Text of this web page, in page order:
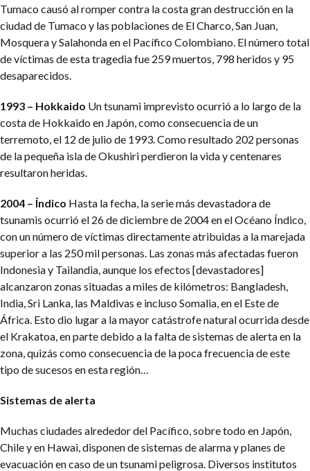
Tumaco causó al romper contra la costa gran destrucción en la
ciudad de Tumaco y las poblaciones de El Charco, San Juan,
Mosquera y Salahonda en el Pacífico Colombiano. El número total
de víctimas de esta tragedia fue 259 muertos, 798 heridos y 95
desaparecidos.
1993 – Hokkaido Un tsunami imprevisto ocurrió a lo largo de la
costa de Hokkaido en Japón, como consecuencia de un
terremoto, el 12 de julio de 1993. Como resultado 202 personas
de la pequeña isla de Okushiri perdieron la vida y centenares
resultaron heridas.
2004 – Índico Hasta la fecha, la serie más devastadora de
tsunamis ocurrió el 26 de diciembre de 2004 en el Océano Índico,
con un número de víctimas directamente atribuidas a la marejada
superior a las 250 mil personas. Las zonas más afectadas fueron
Indonesia y Tailandia, aunque los efectos [devastadores]
alcanzaron zonas situadas a miles de kilómetros: Bangladesh,
India, Sri Lanka, las Maldivas e incluso Somalia, en el Este de
África. Esto dio lugar a la mayor catástrofe natural ocurrida desde
el Krakatoa, en parte debido a la falta de sistemas de alerta en la
zona, quizás como consecuencia de la poca frecuencia de este
tipo de sucesos en esta región…
Sistemas de alerta
Muchas ciudades alrededor del Pacífico, sobre todo en Japón,
Chile y en Hawai, disponen de sistemas de alarma y planes de
evacuación en caso de un tsunami peligrosa. Diversos institutos